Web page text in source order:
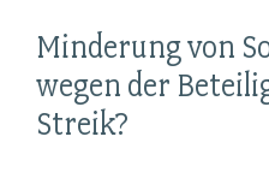
Minderung von
wegen der
Streik?